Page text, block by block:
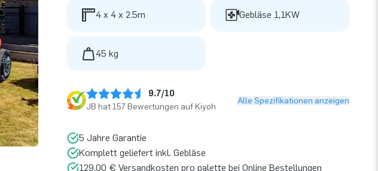
4 x 4 x 2.5m Gebläse 1,1KW
45 kg
9.7/10
JB hat 157 Bewertungen auf Kiyoh
Alle Spezifikationen anzeigen
5 Jahre Garantie
Komplett geliefert inkl. Gebläse
129,00 € Versandkosten pro palette bei Online Bestellungen